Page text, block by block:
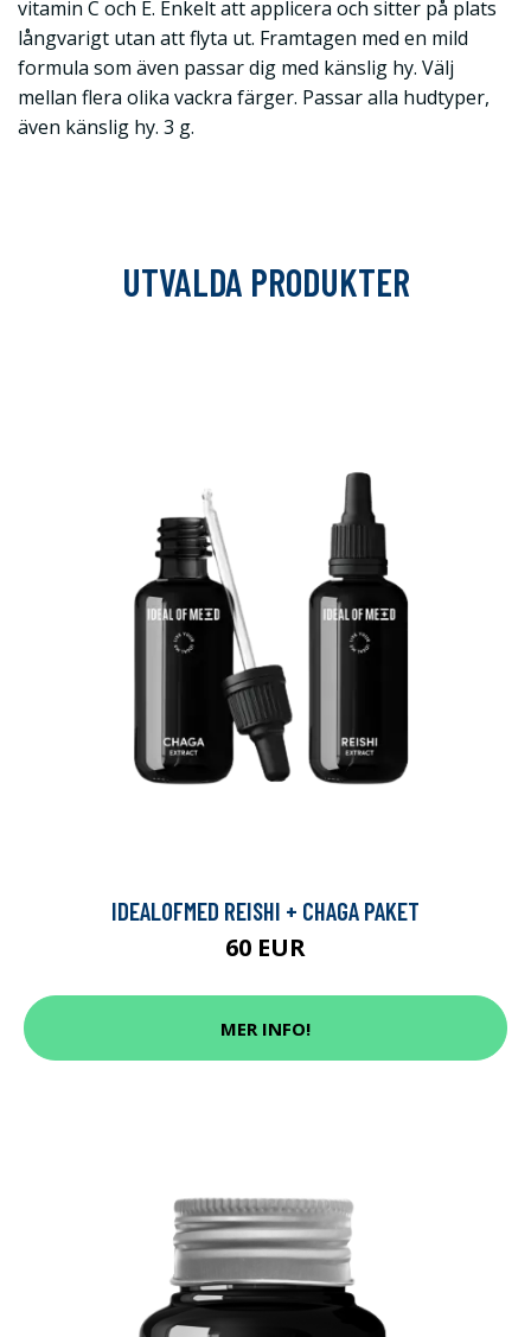
vitamin C och E. Enkelt att applicera och sitter på plats
långvarigt utan att flyta ut. Framtagen med en mild
formula som även passar dig med känslig hy. Välj
mellan flera olika vackra färger. Passar alla hudtyper,
även känslig hy. 3 g.
UTVALDA PRODUKTER
IDEALOFMED REISHI + CHAGA PAKET
60 EUR
MER INFO!